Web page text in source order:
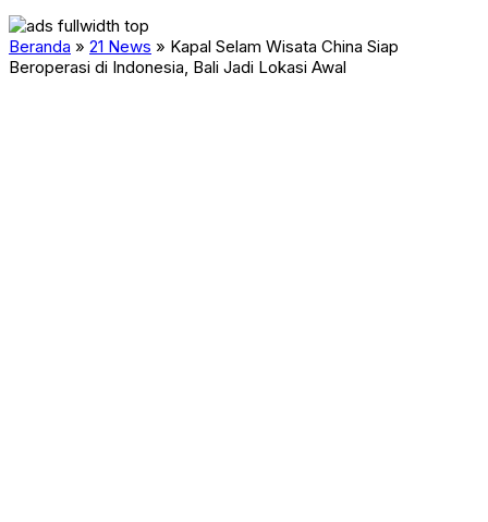
Beranda » 21 News » Kapal Selam Wisata China Siap
Beroperasi di Indonesia, Bali Jadi Lokasi Awal